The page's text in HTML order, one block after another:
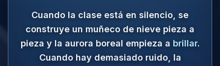
Cuando la clase está en silencio, se
construye un muñeco de nieve pieza a
pieza y la aurora boreal empieza a brillar.
Cuando hay demasiado ruido, la